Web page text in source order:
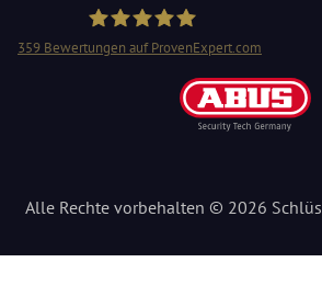
Schlüsseldienst Mangjolli
359 Bewertungen auf ProvenExpert.com
Alle Rechte vorbehalten © 2026